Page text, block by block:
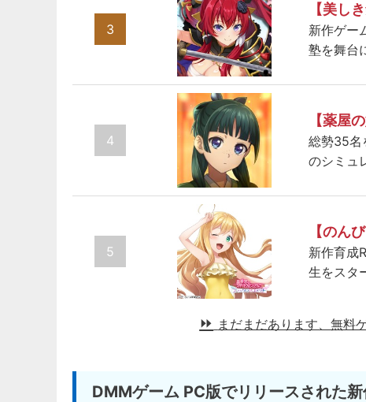
3
【美し
新作ゲー
塾を舞台
4
【薬屋
総勢35名
のシミュ
5
【のん
新作育成
生をスタ
まだまだあります、無料
DMMゲーム PC版でリリースされた